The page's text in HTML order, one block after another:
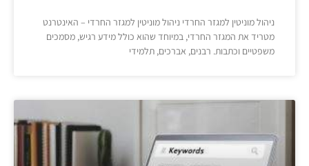
ניהול מוניטין למגזר החרדי ניהול מוניטין למגזר החרדי – האינטרנט
מטריד את המגזר החרדי, במיוחד שהוא כולל מידע רגיש, מסמכים
משפטיים וכתבות. רבנים, אברכים, תלמידי